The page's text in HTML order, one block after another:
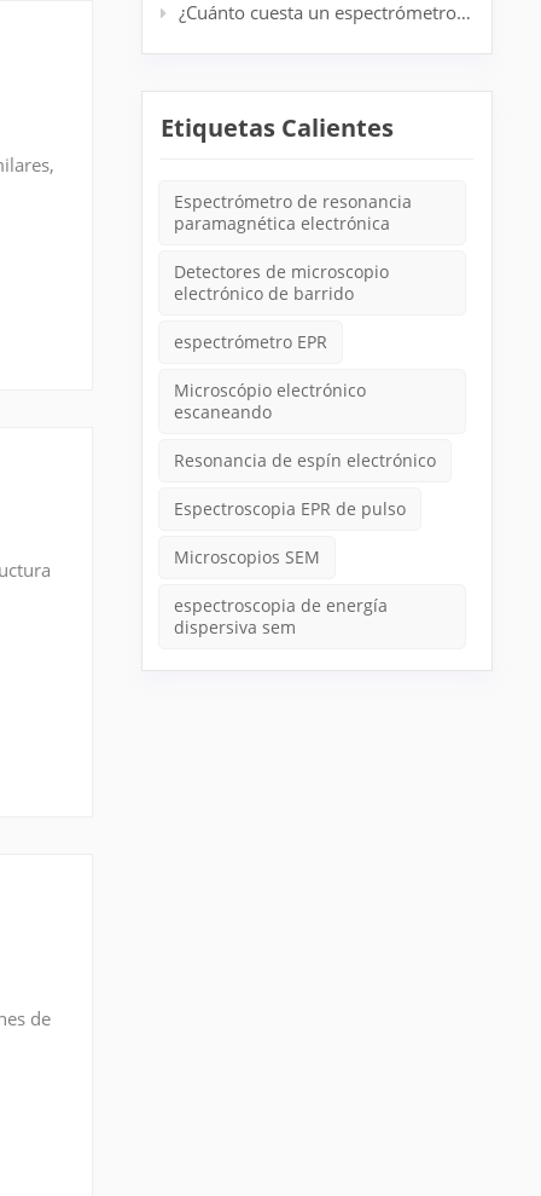
de
¿Cuánto cuesta un espectrómetro EPR? Guía completa de precios para investigadores
Etiquetas Calientes
Espectrómetro de resonancia
paramagnética electrónica
Detectores de microscopio
electrónico de barrido
espectrómetro EPR
Microscópio electrónico
escaneando
Resonancia de espín electrónico
Espectroscopia EPR de pulso
Microscopios SEM
espectroscopia de energía
dispersiva sem